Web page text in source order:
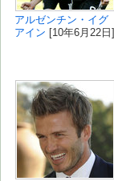
アルゼンチン・イグ
アイン [10年6月22日]